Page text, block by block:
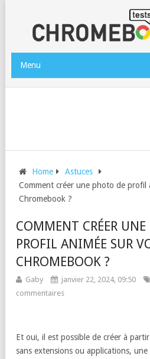
Menu
Home
Astuces
Comment créer une photo de profil
Chromebook ?
COMMENT CRÉER
PROFIL ANIMÉE SUR
CHROMEBOOK ?
Gaby janvier 22, 2024, 09:50
commentaires
Et oui, il est possible de créer à
sans extensions ou applications,